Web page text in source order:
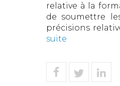
relative à la
de soumettre
précisions
suite